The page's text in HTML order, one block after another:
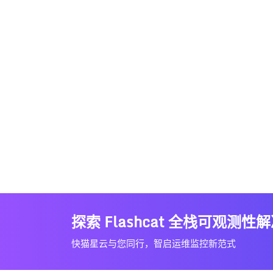
探索 Flashcat 全栈可观测性
快猫星云与您同行，智启运维监控新范式